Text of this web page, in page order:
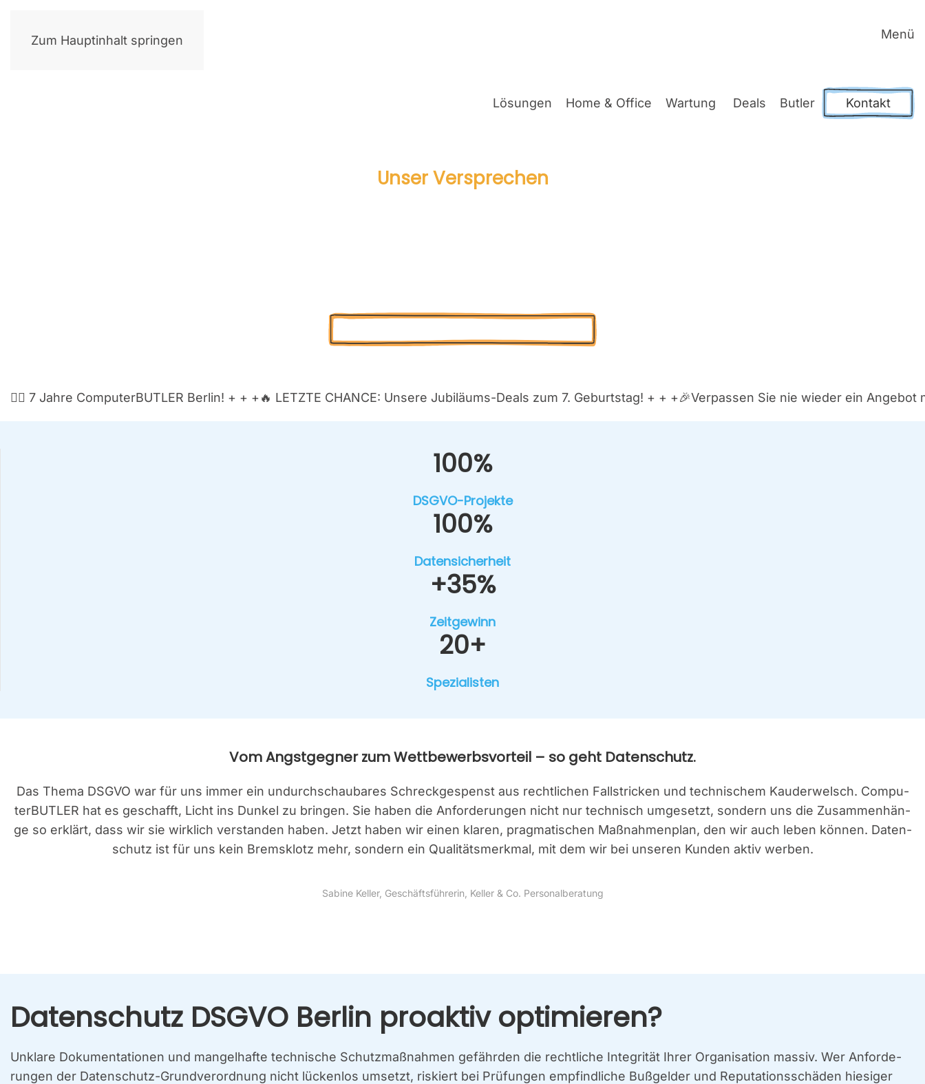
Zum Hauptinhalt springen Menü
Lösun­gen Home & Office War­tung Deals But­ler Kontakt
Unser Ver­spre­chen
🏃‍♂️ 7 Jah­re Com­pu­ter­BUT­LER Ber­lin! + + +🔥 LETZTE CHANCE: Unse­re Jubi­lä­ums-Deals zum 7. Geburts­tag! + + +🎉Ver­pas­sen Sie nie wie­der ein Ange­bot
100%
DSGVO-Pro­jek­te
100%
Daten­si­cher­heit
+35%
Zeit­ge­winn
20+
Spe­zia­lis­ten
Vom Angst­geg­ner zum Wett­be­werbs­vor­teil – so geht Daten­schutz.
Das The­ma DSGVO war für uns immer ein undurch­schau­ba­res Schreck­ge­spenst aus recht­li­chen Fall­stri­cken und tech­ni­schem Kau­der­welsch. Com­pu­
ter­BUT­LER hat es geschafft, Licht ins Dun­kel zu brin­gen. Sie haben die Anfor­de­run­gen nicht nur tech­nisch umge­setzt, son­dern uns die Zusam­men­hän­
ge so erklärt, dass wir sie wirk­lich ver­stan­den haben. Jetzt haben wir einen kla­ren, prag­ma­ti­schen Maß­nah­men­plan, den wir auch leben kön­nen. Daten­
schutz ist für uns kein Brems­klotz mehr, son­dern ein Qua­li­täts­merk­mal, mit dem wir bei unse­ren Kun­den aktiv wer­ben.
Sabi­ne Kel­ler, Geschäfts­füh­re­rin, Kel­ler & Co. Per­so­nal­be­ra­tung
Daten­schutz DSGVO Ber­lin pro­ak­tiv opti­mie­ren?
Unkla­re Doku­men­ta­tio­nen und man­gel­haf­te tech­ni­sche Schutz­maß­nah­men gefähr­den die recht­li­che Inte­gri­tät Ihrer Orga­ni­sa­ti­on mas­siv. Wer Anfor­de­
run­gen der Daten­schutz-Grund­ver­ord­nung nicht lücken­los umsetzt, ris­kiert bei Prü­fun­gen emp­find­li­che Buß­gel­der und Repu­ta­ti­ons­schä­den hie­si­ger